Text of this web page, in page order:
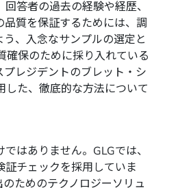
答者の過去の経験や経歴、
質を保証するためには、調
、入念なサンプルの選定と
確保のために採り入れている
レジデントのブレット・シ
た、徹底的な方法について
はありません。GLGでは、
チェックを採用していま
ためのテクノロジーソリュ